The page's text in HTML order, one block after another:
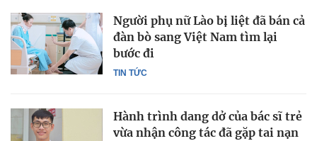
TIN TỨC
Người phụ nữ Lào bị liệt đã bán cả
đàn bò sang Việt Nam tìm lại
bước đi
Hành trình dang dở của bác sĩ trẻ
vừa nhận công tác đã gặp tai nạn